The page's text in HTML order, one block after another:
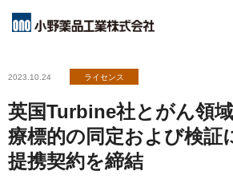
小野薬品について
小野薬品について トップ
CEO・COOメッセージ
研究開発
閉じる
2023.10.24 ライセンス
英国Turbine社とがん領
療標的の同定および検証
提携契約を締結